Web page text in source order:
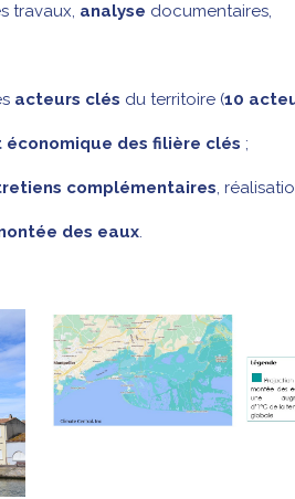
travaux, analyse documentaires,
acteurs clés du territoire (10
des filière clés ;
complémentaires,
des eaux.